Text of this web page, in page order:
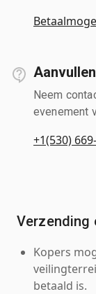
Neem
evenement
+1(530)
Verzending
Kopers
betaald is.